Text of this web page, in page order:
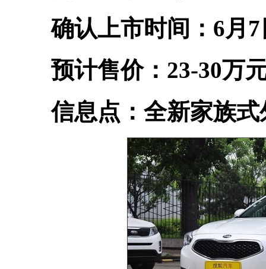
确认上市时间：6月7
预计售价：23-30万
信息点：全新家族式